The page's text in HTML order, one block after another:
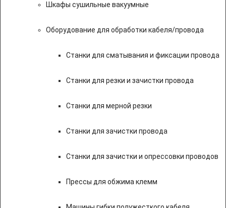
Шкафы сушильные вакуумные
Оборудование для обработки кабеля/провода
Станки для сматывания и фиксации провода
Станки для резки и зачистки провода
Станки для мерной резки
Станки для зачистки провода
Станки для зачистки и опрессовки проводов
Прессы для обжима клемм